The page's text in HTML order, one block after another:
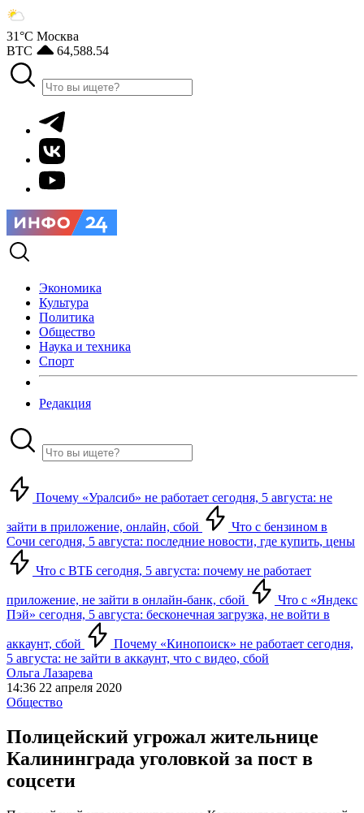
31°С Москва
BTC
64,588.54
Экономика
Культура
Политика
Общество
Наука и техника
Спорт
Редакция
Почему «Уралсиб» не работает сегодня, 5 августа: не
зайти в приложение, онлайн, сбой
Что с бензином в
Сочи сегодня, 5 августа: последние новости, где купить, цены
Что с ВТБ сегодня, 5 августа: почему не работает
приложение, не зайти в онлайн-банк, сбой
Что с «Яндекс
Пэй» сегодня, 5 августа: бесконечная загрузка, не войти в
аккаунт, сбой
Почему «Кинопоиск» не работает сегодня,
5 августа: не зайти в аккаунт, что с видео, сбой
Ольга Лазарева
14:36 22 апреля 2020
Общество
Полицейский угрожал жительнице
Калининграда уголовкой за пост в
соцсети